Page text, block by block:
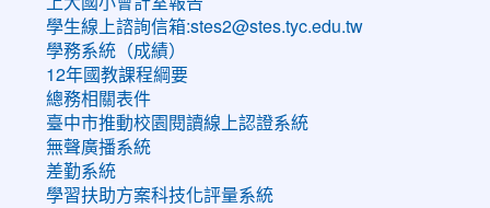
學生線上諮詢信箱:stes2@stes.tyc.edu.tw
學務系統（成績）
12年國教課程綱要
總務相關表件
臺中市推動校園閱讀線上認證系統
無聲廣播系統
差勤系統
學習扶助方案科技化評量系統